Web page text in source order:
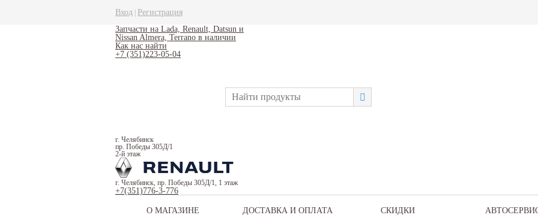
Вход Регистрация
Запчасти на Lada, Renault, Datsun и
Nissan Almera, Terrano в наличии
Как нас найти
+7 (351)223-05-04
г. Челябинск
пр. Победы 305Д/1
2-й этаж
г. Челябинск, пр. Победы 305Д/1, 1 этаж
+7(351)776-3-776
О МАГАЗИНЕ ДОСТАВКА И ОПЛАТА СКИДКИ